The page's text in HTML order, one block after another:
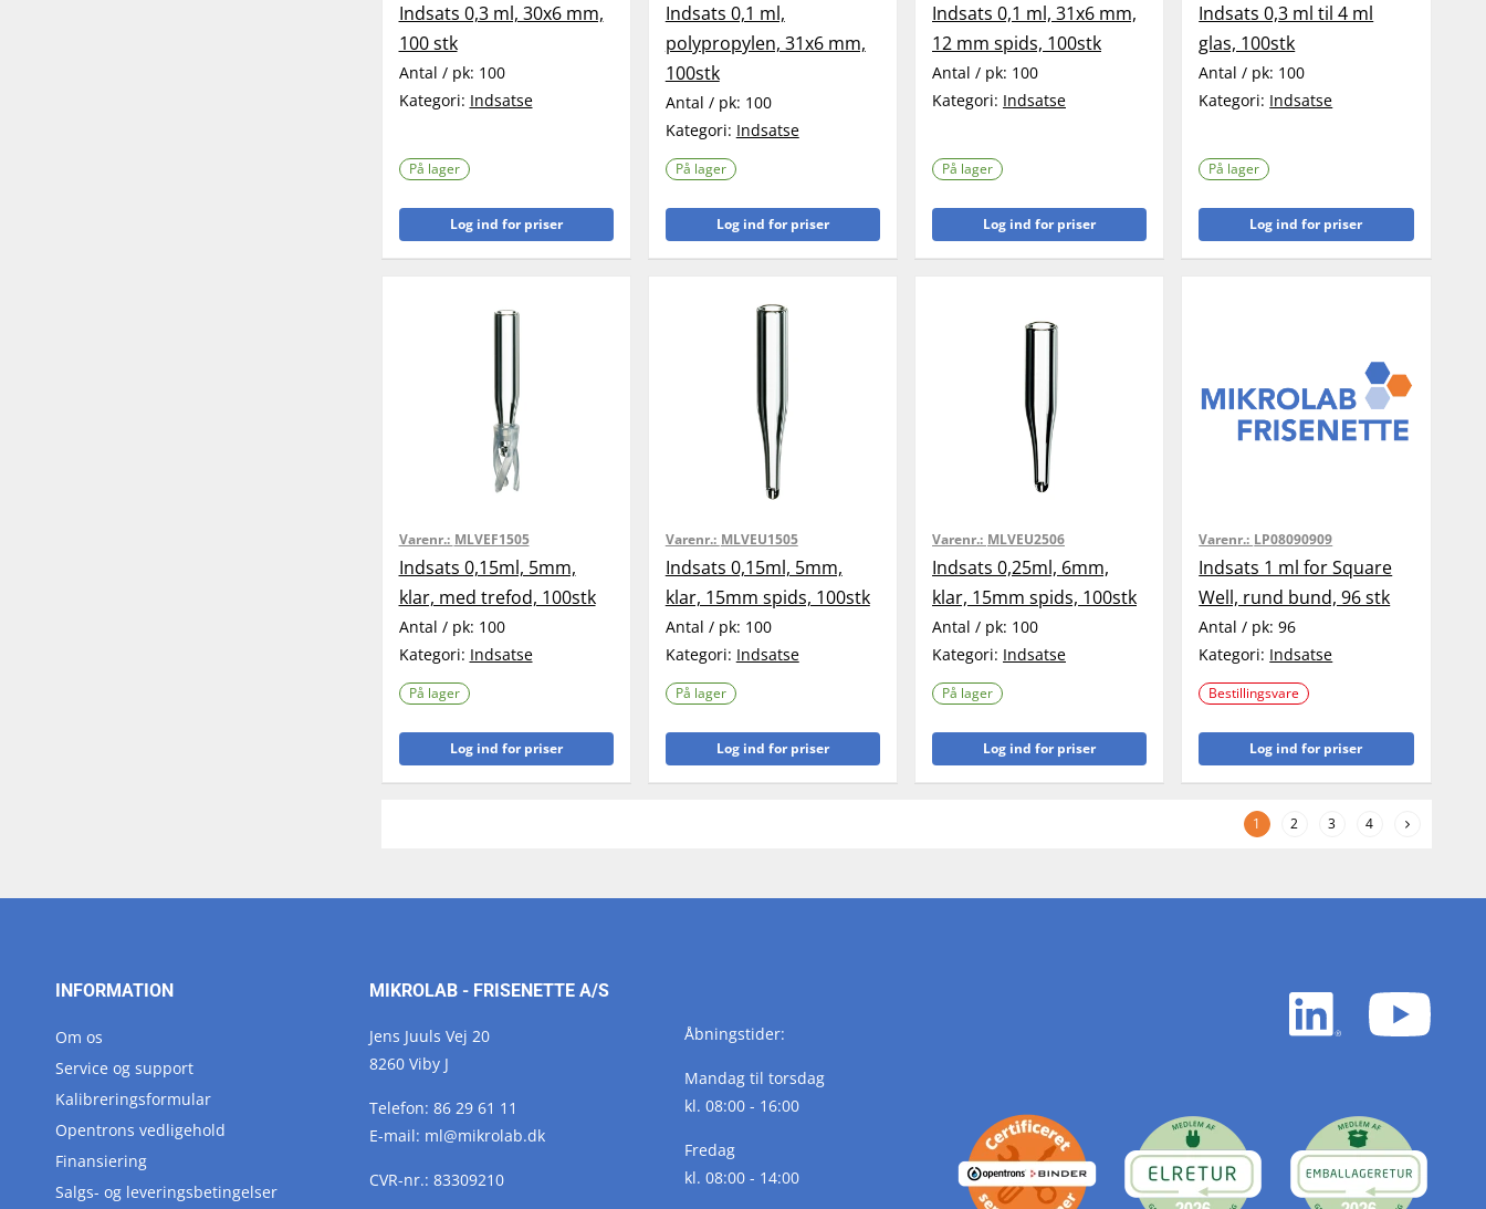
Indsats 0,3 ml, 30x6 mm,
100 stk
Antal / pk: 100
Kategori: Indsatse
På lager
Log ind for priser
Indsats 0,1 ml,
polypropylen, 31x6 mm,
100stk
Antal / pk: 100
Kategori: Indsatse
På lager
Log ind for priser
Indsats 0,1 ml, 31x6 mm,
12 mm spids, 100stk
Antal / pk: 100
Kategori: Indsatse
På lager
Log ind for priser
Indsats 0,3 ml til 4 ml
glas, 100stk
Antal / pk: 100
Kategori: Indsatse
På lager
Log ind for priser
Varenr.: MLVEF1505
Indsats 0,15ml, 5mm,
klar, med trefod, 100stk
Antal / pk: 100
Kategori: Indsatse
På lager
Log ind for priser
Varenr.: MLVEU1505
Indsats 0,15ml, 5mm,
klar, 15mm spids, 100stk
Antal / pk: 100
Kategori: Indsatse
På lager
Log ind for priser
Varenr.: MLVEU2506
Indsats 0,25ml, 6mm,
klar, 15mm spids, 100stk
Antal / pk: 100
Kategori: Indsatse
På lager
Log ind for priser
Varenr.: LP08090909
Indsats 1 ml for Square
Well, rund bund, 96 stk
Antal / pk:96
Kategori: Indsatse
Bestillingsvare
Log ind for priser
1 2 3 4
INFORMATION
Om os
Service og support
Kalibreringsformular
Opentrons vedligehold
Finansiering
Salgs- og leveringsbetingelser
MIKROLAB - FRISENETTE A/S
Jens Juuls Vej 20
8260 Viby J
Telefon:86 29 61 11
E-mail: ml@mikrolab.dk
CVR-nr.: 83309210
Åbningstider:
Mandag til torsdag
kl. 08:00 - 16:00
Fredag
kl. 08:00 - 14:00
LinkedIn
white
white